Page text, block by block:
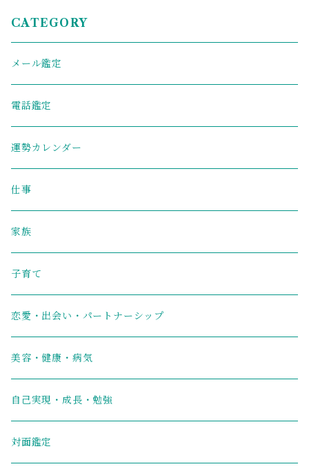
CATEGORY
メール鑑定
電話鑑定
運勢カレンダー
仕事
家族
子育て
恋愛・出会い・パートナーシップ
美容・健康・病気
自己実現・成長・勉強
対面鑑定